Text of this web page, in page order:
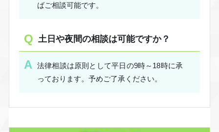
ばご相談可能です。
土日や夜間の相談は可能ですか？
法律相談は原則として平日の9時～18時に承
っております。予めご了承ください。